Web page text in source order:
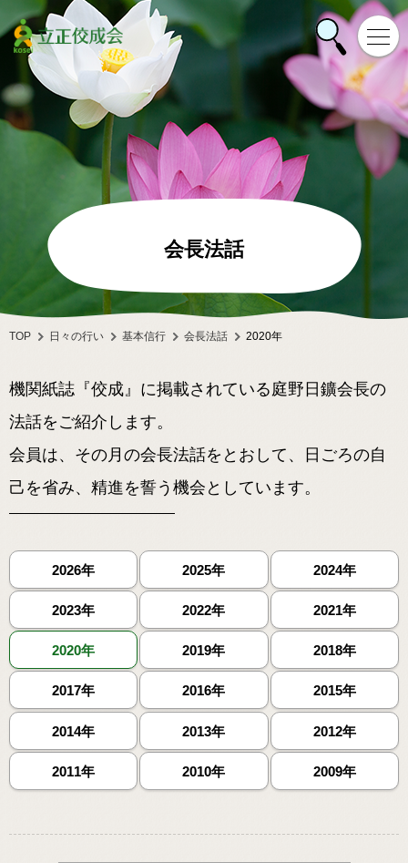
会長法話
TOP 日々の行い 基本信行 会長法話 2020年
機関紙誌『佼成』に掲載されている庭野日鑛会長の
法話をご紹介します。
会員は、その月の会長法話をとおして、日ごろの自
己を省み、精進を誓う機会としています。
2026年 2025年 2024年
2023年 2022年 2021年
2020年 2019年 2018年
2017年 2016年 2015年
2014年 2013年 2012年
2011年 2010年 2009年